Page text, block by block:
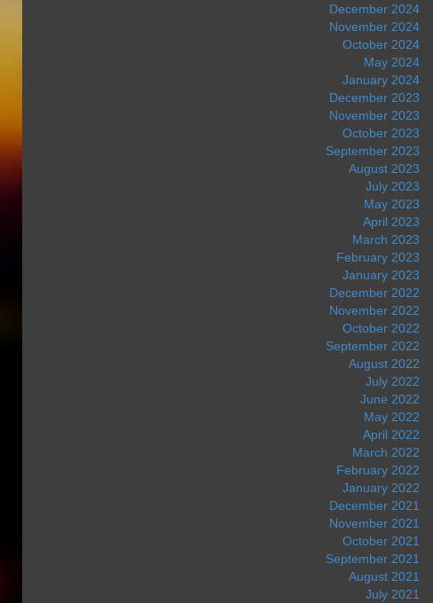
December 2024
November 2024
October 2024
May 2024
January 2024
December 2023
November 2023
October 2023
September 2023
August 2023
July 2023
May 2023
April 2023
March 2023
February 2023
January 2023
December 2022
November 2022
October 2022
September 2022
August 2022
July 2022
June 2022
May 2022
April 2022
March 2022
February 2022
January 2022
December 2021
November 2021
October 2021
September 2021
August 2021
July 2021